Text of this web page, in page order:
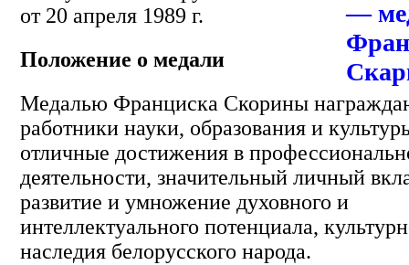
от 20 апреля 1989 г.
Положение о медали
Медалью Франциска Скорины
работники науки, образования и
отличные достижения в
деятельности, значительный личный
развитие и умножение духовного и
интеллектуального потенциала,
наследия белорусского народа.